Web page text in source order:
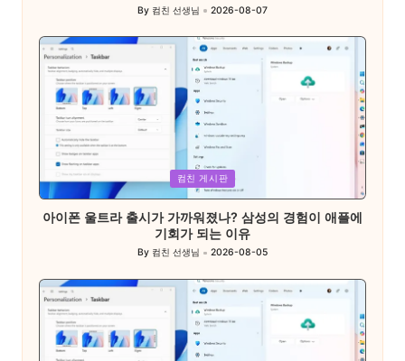
Posted
By 컴친 선생님 2026-08-07
Posted
in
컴친 게시판
아이폰 울트라 출시가 가까워졌나? 삼성의 경험이 애플에
기회가 되는 이유
Posted
By 컴친 선생님 2026-08-05